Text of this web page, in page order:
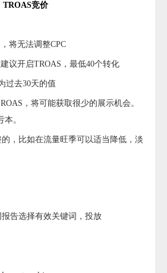
TROAS竞价
将无法调整CPC
建议开启TROAS，最低40个转化
过去30天的值
，将可能获取很少的展示机会。
。
，比如在流量旺季可以适当降低，淡
报告选择有效关键词，投放